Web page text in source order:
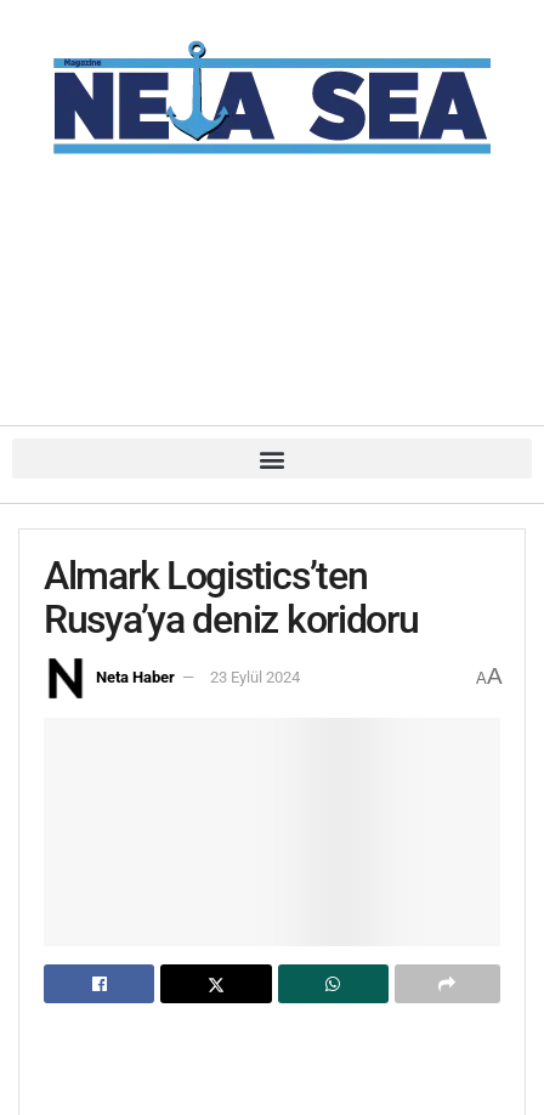
Almark Logistics’ten
Rusya’ya deniz koridoru
Neta Haber 23 Eylül 2024 AA